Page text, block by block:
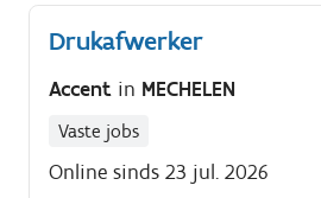
verschillende technieken en
vouwen, rillen en binden en kan
Drukafwerker
Accent in MECHELEN
Vaste jobs
Online sinds 23 jul. 2026